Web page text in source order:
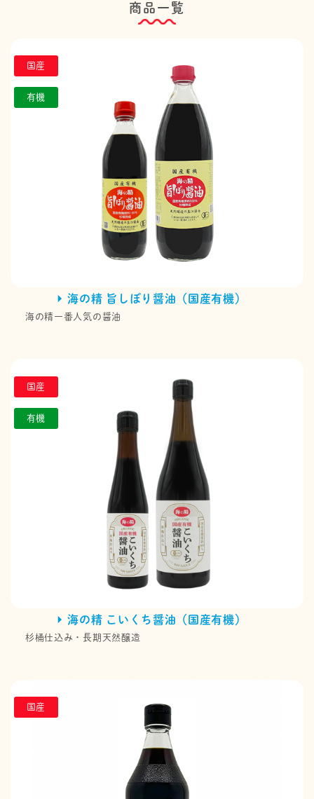
商品一覧
国産
有機
海の精 旨しぼり醤油（国産有機）
海の精一番人気の醤油
国産
有機
海の精 こいくち醤油（国産有機）
杉桶仕込み・長期天然醸造
国産